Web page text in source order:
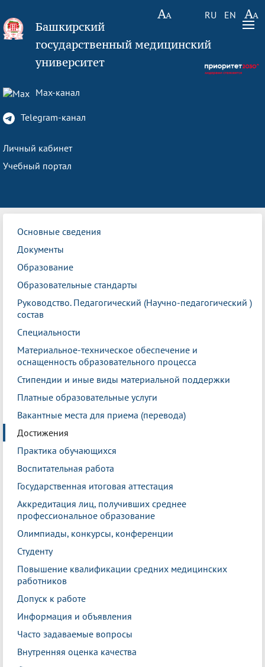
RU EN
Башкирский
государственный медицинский
университет
Max-канал
Telegram-канал
Личный кабинет
Учебный портал
Основные сведения
Документы
Образование
Образовательные стандарты
Руководство. Педагогический (Научно-педагогический )
состав
Специальности
Материальное-техническое обеспечение и
оснащенность образовательного процесса
Стипендии и иные виды материальной поддержки
Платные образовательные услуги
Вакантные места для приема (перевода)
Достижения
Практика обучающихся
Воспитательная работа
Государственная итоговая аттестация
Аккредитация лиц, получивших среднее
профессиональное образование
Олимпиады, конкурсы, конференции
Студенту
Повышение квалификации средних медицинских
работников
Допуск к работе
Информация и объявления
Часто задаваемые вопросы
Внутренняя оценка качества